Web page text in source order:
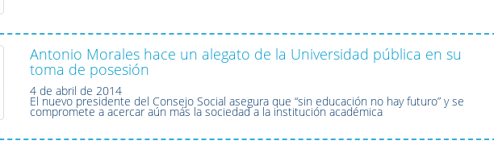
Antonio Morales hace un alegato de la Universidad pública en su
toma de posesión
4 de abril de 2014
El nuevo presidente del Consejo Social asegura que “sin educación no hay futuro” y se
compromete a acercar aún más la sociedad a la institución académica